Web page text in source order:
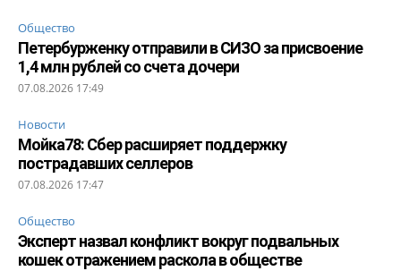
Общество
Петербурженку отправили в СИЗО за присвоение
1,4 млн рублей со счета дочери
07.08.2026 17:49
Новости
Мойка78: Сбер расширяет поддержку
пострадавших селлеров
07.08.2026 17:47
Общество
Эксперт назвал конфликт вокруг подвальных
кошек отражением раскола в обществе